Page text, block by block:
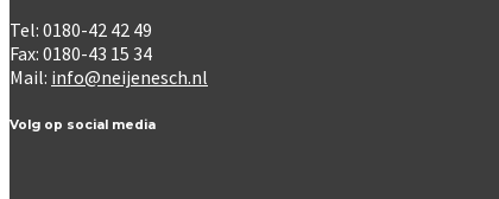
Tel: 0180-42 42 49
Fax: 0180-43 15 34
Mail: info@neijenesch.nl
Volg op social media